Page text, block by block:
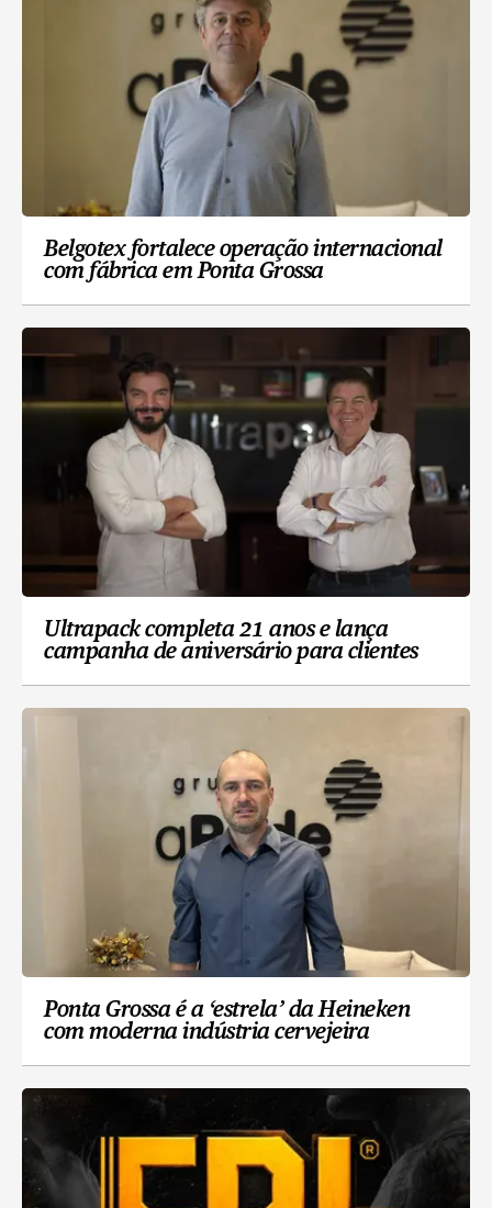
Belgotex fortalece operação internacional
com fábrica em Ponta Grossa
Ultrapack completa 21 anos e lança
campanha de aniversário para clientes
Ponta Grossa é a ‘estrela’ da Heineken
com moderna indústria cervejeira